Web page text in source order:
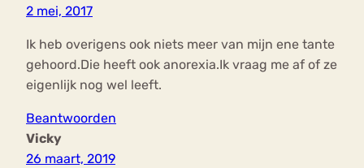
2 mei, 2017
Ik heb overigens ook niets meer van mijn ene tante
gehoord.Die heeft ook anorexia.Ik vraag me af of ze
eigenlijk nog wel leeft.
Beantwoorden
Vicky
26 maart, 2019